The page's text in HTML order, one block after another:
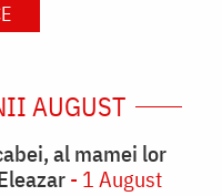
AUGUST
al mamei lor
- 1 August